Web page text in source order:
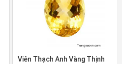
Viên Thạch Anh Vàng Thịnh